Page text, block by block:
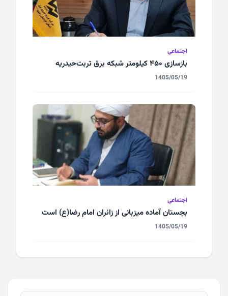
اجتماعی
بازسازی ۴۵۰ کیلومتر شبکه برق تربت‌حیدریه
1405/05/19
اجتماعی
بجستان آماده میزبانی از زائران امام رضا(ع) است
1405/05/19